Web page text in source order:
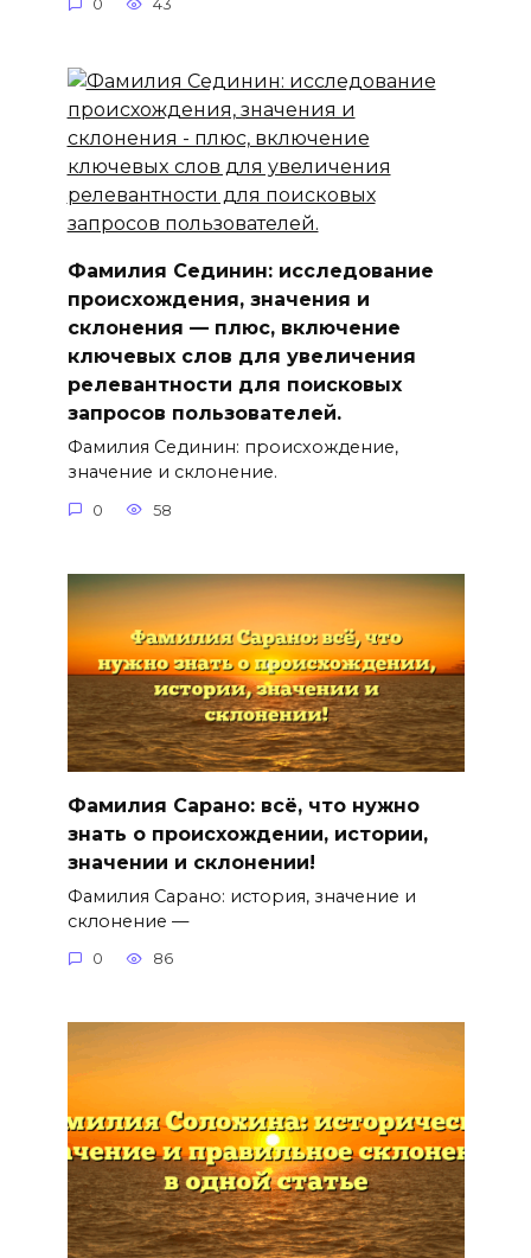
0 43
Фамилия Сединин: исследование
происхождения, значения и
склонения — плюс, включение
ключевыx слов для увеличения
релевантности для поисковых
запросов пользователей.
Фамилия Сединин: происхождение,
значение и склонение.
0 58
Фамилия Сарано: всё, что нужно
знать о происхождении, истории,
значении и склонении!
Фамилия Сарано: история, значение и
склонение —
0 86